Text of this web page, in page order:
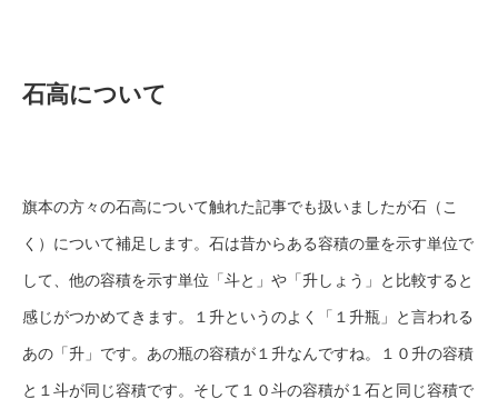
石高について
旗本の方々の石高について触れた記事でも扱いましたが石（こ
く）について補足します。石は昔からある容積の量を示す単位で
して、他の容積を示す単位「斗と」や「升しょう」と比較すると
感じがつかめてきます。１升というのよく「１升瓶」と言われる
あの「升」です。あの瓶の容積が１升なんですね。１０升の容積
と１斗が同じ容積です。そして１０斗の容積が１石と同じ容積で